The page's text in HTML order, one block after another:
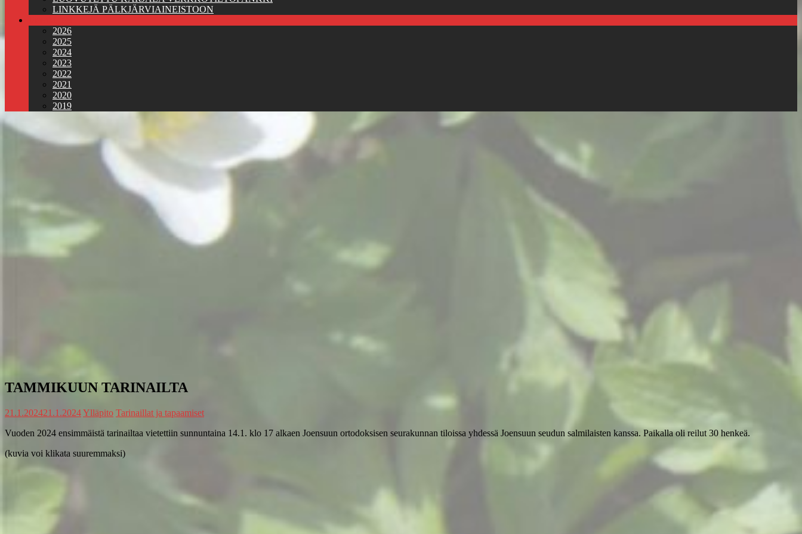
LINKKEJÄ PÄLKJÄRVIAINEISTOON
2026
2025
2024
2023
2022
2021
2020
2019
TAMMIKUUN TARINAILTA
21.1.202421.1.2024Ylläpito Tarinaillat ja tapaamiset
Vuoden 2024 ensimmäistä tarinailtaa vietettiin sunnuntaina 14.1. klo 17 alkaen Joensuun ortodoksisen seurakunnan tiloissa yhdessä Joensuun seudun salmilaisten kanssa. Paikalla oli reilut 30 henkeä.
(kuvia voi klikata suuremmaksi)